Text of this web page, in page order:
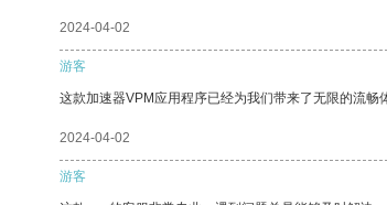
2024-04-02
游客
这款加速器VPM应用程序已经为我们带来了无限的流畅
2024-04-02
游客